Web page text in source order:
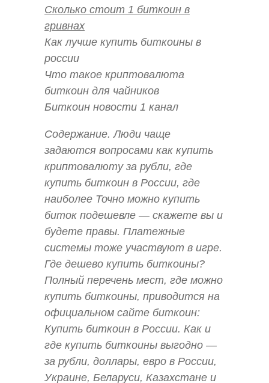
Сколько стоит 1 биткоин в
гривнах
Как лучше купить биткоины в
россии
Что такое криптовалюта
биткоин для чайников
Биткоин новости 1 канал
Содержание. Люди чаще
задаются вопросами как купить
криптовалюту за рубли, где
купить биткоин в России, где
наиболее Точно можно купить
биток подешевле — скажете вы и
будете правы. Платежные
системы тоже участвуют в игре.
Где дешево купить биткоины?
Полный перечень мест, где можно
купить биткоины, приводится на
официальном сайте биткоин:
Купить биткоин в России. Как и
где купить биткоины выгодно —
за рубли, доллары, евро в России,
Украине, Беларуси, Казахстане и